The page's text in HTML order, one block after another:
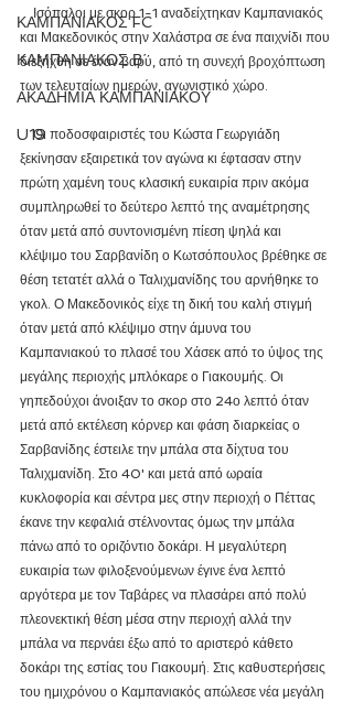
ΚΑΜΠΑΝΙΑΚΟΣ FC
ΚΑΜΠΑΝΙΑΚΟΣ Β΄
ΑΚΑΔΗΜΙΑ ΚΑΜΠΑΝΙΑΚΟΥ
U19
    Ισόπαλοι με σκορ 1-1 αναδείχτηκαν Καμπανιακός
και Μακεδονικός στην Χαλάστρα σε ένα παιχνίδι που
διεξήχθη σε έναν βαρύ, από τη συνεχή βροχόπτωση
των τελευταίων ημερών, αγωνιστικό χώρο.
    Οι ποδοσφαιριστές του Κώστα Γεωργιάδη
ξεκίνησαν εξαιρετικά τον αγώνα κι έφτασαν στην
πρώτη χαμένη τους κλασική ευκαιρία πριν ακόμα
συμπληρωθεί το δεύτερο λεπτό της αναμέτρησης
όταν μετά από συντονισμένη πίεση ψηλά και
κλέψιμο του Σαρβανίδη ο Κωτσόπουλος βρέθηκε σε
θέση τετατέτ αλλά ο Ταλιχμανίδης του αρνήθηκε το
γκολ. Ο Μακεδονικός είχε τη δική του καλή στιγμή
όταν μετά από κλέψιμο στην άμυνα του
Καμπανιακού το πλασέ του Χάσεκ από το ύψος της
μεγάλης περιοχής μπλόκαρε ο Γιακουμής. Οι
γηπεδούχοι άνοιξαν το σκορ στο 24ο λεπτό όταν
μετά από εκτέλεση κόρνερ και φάση διαρκείας ο
Σαρβανίδης έστειλε την μπάλα στα δίχτυα του
Ταλιχμανίδη. Στο 40' και μετά από ωραία
κυκλοφορία και σέντρα μες στην περιοχή ο Πέττας
έκανε την κεφαλιά στέλνοντας όμως την μπάλα
πάνω από το οριζόντιο δοκάρι. Η μεγαλύτερη
ευκαιρία των φιλοξενούμενων έγινε ένα λεπτό
αργότερα με τον Ταβάρες να πλασάρει από πολύ
πλεονεκτική θέση μέσα στην περιοχή αλλά την
μπάλα να περνάει έξω από το αριστερό κάθετο
δοκάρι της εστίας του Γιακουμή. Στις καθυστερήσεις
του ημιχρόνου ο Καμπανιακός απώλεσε νέα μεγάλη